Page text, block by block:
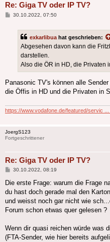
Re: Giga TV oder IP TV?
Beitrag
30.10.2022, 07:50
exkarlibua hat geschrieben:
Abgesehen davon kann die
darstellen.
Also die ÖR in HD, die Privaten
Panasonic TV's können alle
die Öffis in HD und die Privaten in
https://www.vodafone.de/featured/servic
JoergS123
Fortgeschrittener
Re: Giga TV oder IP TV?
Beitrag
30.10.2022, 08:19
Die erste Frage: warum die Frage
du hast doch gerade mal den
und weisst noch gar nicht wie
Forum schon etwas quer gelesen ?
Wenn dir quasi reichen würde was
(FTA-Sender, wie hier bereits